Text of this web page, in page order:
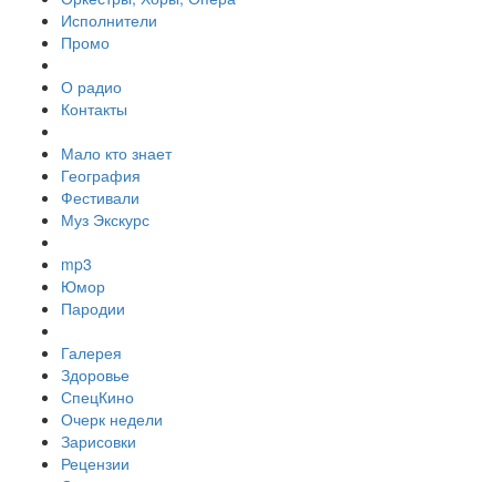
Исполнители
Промо
О радио
Контакты
Мало кто знает
География
Фестивали
Муз Экскурс
mp3
Юмор
Пародии
Галерея
Здоровье
СпецКино
Очерк недели
Зарисовки
Рецензии